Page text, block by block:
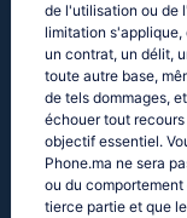
de l'utilisation ou de
limitation
un contrat, un délit,
toute autre base,
de tels dommages,
échouer tout
objectif essentiel.
Phone.ma ne sera
ou du
tierce partie et que